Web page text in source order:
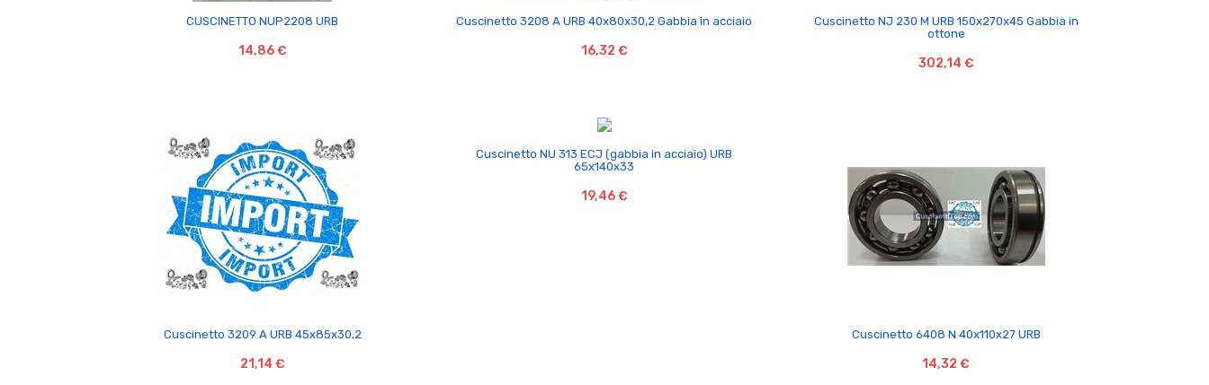

CUSCINETTO NUP2208 URB
14,86 €

Cuscinetto 3208 A URB 40x80x30,2 Gabbia in acciaio
16,32 €

Cuscinetto NJ 230 M URB 150x270x45 Gabbia in
ottone
302,14 €

Cuscinetto 3209 A URB 45x85x30,2
21,14 €

Cuscinetto NU 313 ECJ (gabbia in acciaio) URB
65x140x33
19,46 €

Cuscinetto 6408 N 40x110x27 URB
14,32 €